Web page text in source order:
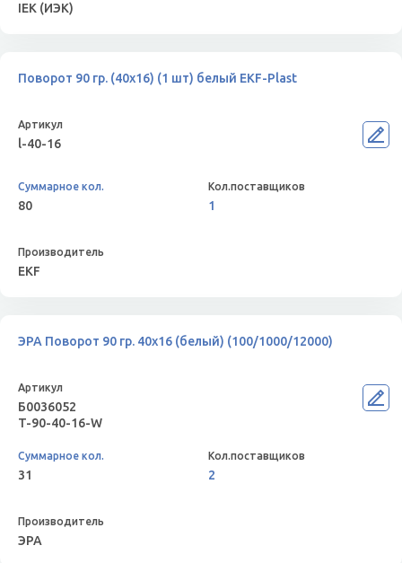
IEK (ИЭК)
Поворот 90 гр. (40х16) (1 шт) белый EKF-Plast
l-40-16
80 1
EKF
ЭРА Поворот 90 гр. 40х16 (белый) (100/1000/12000)
Б0036052
T-90-40-16-W
31 2
ЭРА